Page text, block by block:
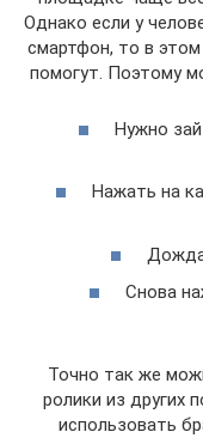
Однако если у
смартфон, то в
помогут. Поэтому
Нужно
Нажать на
Снова
Точно так же
ролики из других
использовать